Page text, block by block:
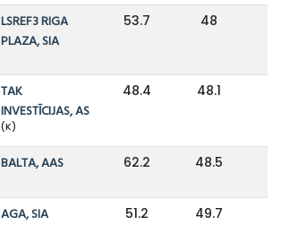
LSREF3 RIGA
PLAZA, SIA
53.7 48
TAK
INVESTĪCIJAS, AS
(K)
48.4 48.1
BALTA, AAS 62.2 48.5
AGA, SIA 51.2 49.7